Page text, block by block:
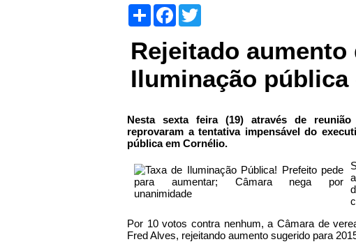
Compartilhar
Facebook
Rejeitado aumento
Iluminação pública
Nesta sexta feira (19) através de
reprovaram a tentativa impensável do
pública em Cornélio.
Por 10 votos contra nenhum, a Câmara de
Fred Alves, rejeitando aumento sugerido para